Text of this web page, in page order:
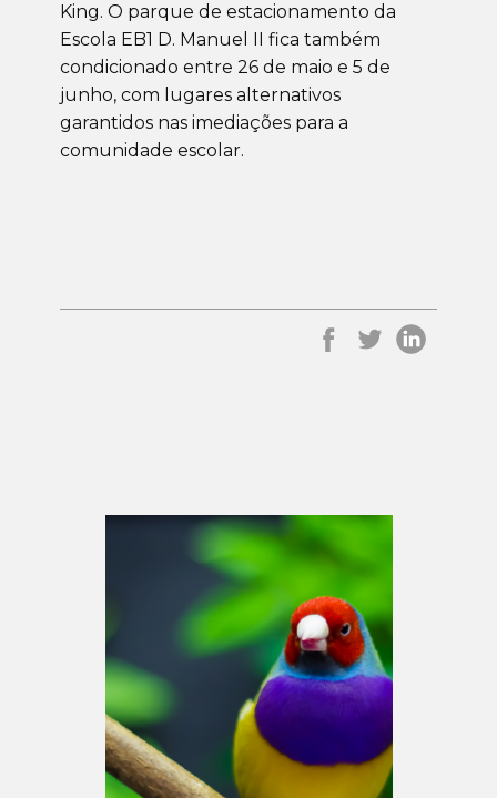
King. O parque de estacionamento da
Escola EB1 D. Manuel II fica também
condicionado entre 26 de maio e 5 de
junho, com lugares alternativos
garantidos nas imediações para a
comunidade escolar.